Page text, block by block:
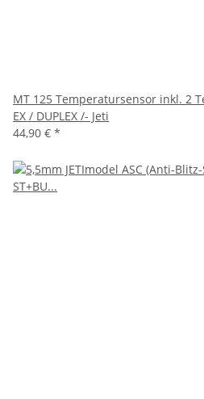
MT 125 Temperatursensor inkl. 2
EX / DUPLEX /- Jeti
44,90 € *